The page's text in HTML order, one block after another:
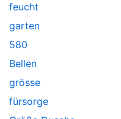
feucht
garten
580
Bellen
grösse
fürsorge